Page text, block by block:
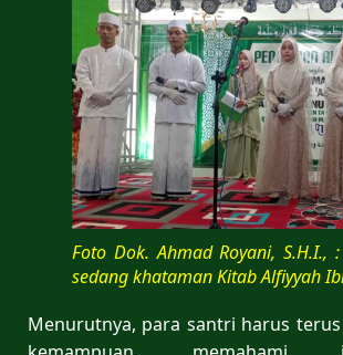
Foto Dok. Ahmad Royani, S.H.I.,
sedang khataman Kitab Alfiyyah
Menurutnya, para santri harus